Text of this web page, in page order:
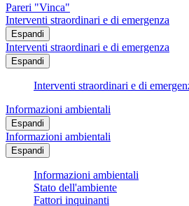
Pareri "Vinca"
Interventi straordinari e di emergenza
Espandi
Interventi straordinari e di emergenza
Espandi
Interventi straordinari e di
Informazioni ambientali
Espandi
Informazioni ambientali
Espandi
Informazioni ambientali
Stato dell'ambiente
Fattori inquinanti